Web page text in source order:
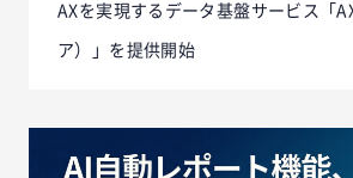
AXを実現するデータ基盤サービス「
ア）」を提供開始